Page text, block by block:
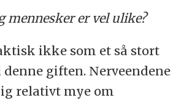
mennesker er vel ulike?
ikke som et så stort
giften. Nerveendene
relativt mye om